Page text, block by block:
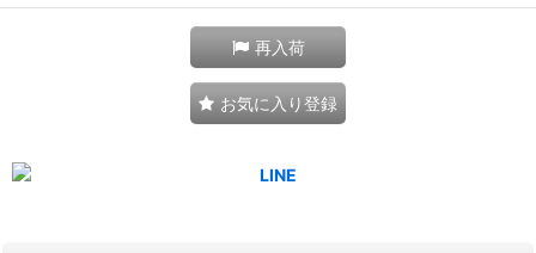
再入荷
お気に入り登録